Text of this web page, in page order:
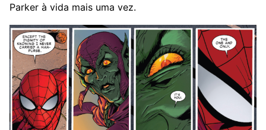
Parker à vida mais uma vez.